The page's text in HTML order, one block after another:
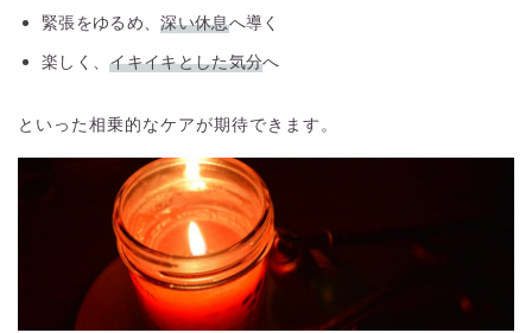
緊張をゆるめ、深い休息へ導く
楽しく、イキイキとした気分へ
といった相乗的なケアが期待できます。